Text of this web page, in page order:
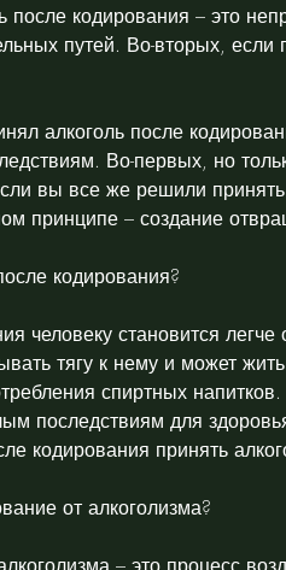
после кодирования – это
путей. Во-вторых, если
алкоголь после
Во-первых, но
вы все же решили
принципе – создание
кодирования?
человеку становится легче
тягу к нему и может
спиртных
последствиям для
кодирования принять
от алкоголизма?